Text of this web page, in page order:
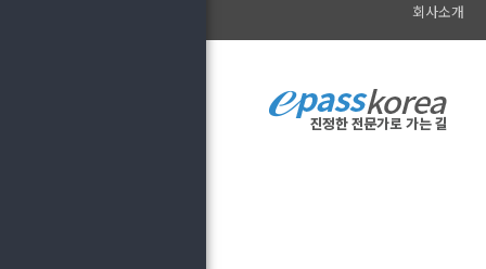
회사소개